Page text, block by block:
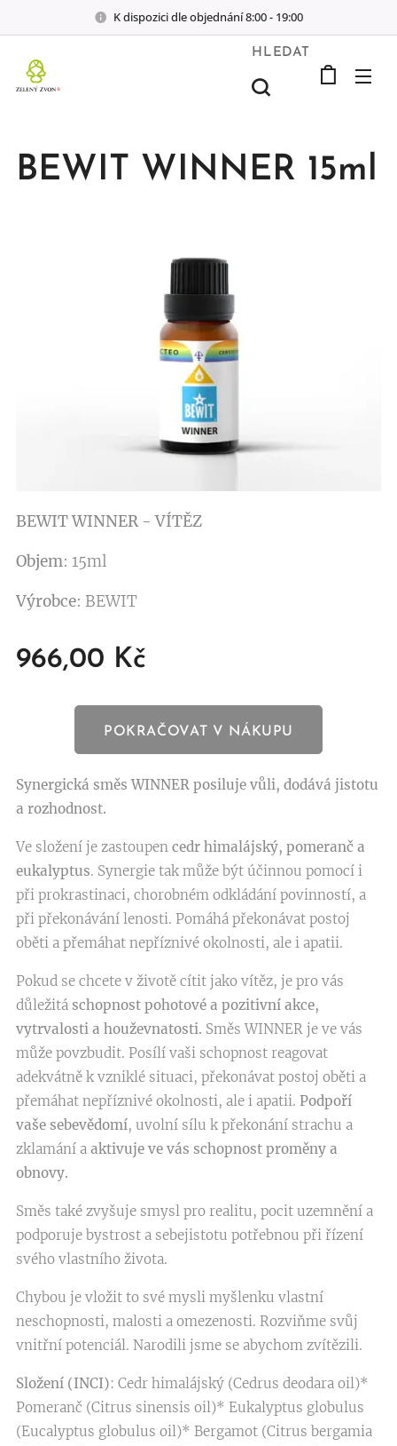
K dispozici dle objednání 8:00 - 19:00
HLEDAT
BEWIT WINNER 15ml
BEWIT WINNER - VÍTĚZ
Objem: 15ml
Výrobce: BEWIT
966,00 Kč
POKRAČOVAT V NÁKUPU
Synergická směs WINNER posiluje vůli, dodává jistotu
a rozhodnost.
Ve složení je zastoupen cedr himalájský, pomeranč a
eukalyptus. Synergie tak může být účinnou pomocí i
při prokrastinaci, chorobném odkládání povinností, a
při překonávání lenosti. Pomáhá překonávat postoj
oběti a přemáhat nepříznivé okolnosti, ale i apatii.
Pokud se chcete v životě cítit jako vítěz, je pro vás
důležitá schopnost pohotové a pozitivní akce,
vytrvalosti a houževnatosti. Směs WINNER je ve vás
může povzbudit. Posílí vaši schopnost reagovat
adekvátně k vzniklé situaci, překonávat postoj oběti a
přemáhat nepříznivé okolnosti, ale i apatii. Podpoří
vaše sebevědomí, uvolní sílu k překonání strachu a
zklamání a aktivuje ve vás schopnost proměny a
obnovy.
Směs také zvyšuje smysl pro realitu, pocit uzemnění a
podporuje bystrost a sebejistotu potřebnou při řízení
svého vlastního života.
Chybou je vložit to své mysli myšlenku vlastní
neschopnosti, malosti a omezenosti. Rozviňme svůj
vnitřní potenciál. Narodili jsme se abychom zvítězili.
Složení (INCI): Cedr himalájský (Cedrus deodara oil)*
Pomeranč (Citrus sinensis oil)* Eukalyptus globulus
(Eucalyptus globulus oil)* Bergamot (Citrus bergamia